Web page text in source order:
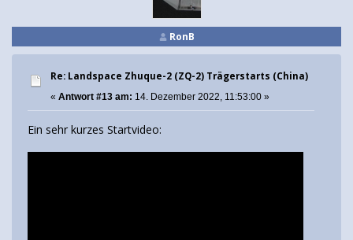
RonB
Re: Landspace Zhuque-2 (ZQ-2) Trägerstarts (China)
« Antwort #13 am: 14. Dezember 2022, 11:53:00 »
Ein sehr kurzes Startvideo: